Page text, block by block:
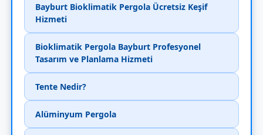
Bayburt Bioklimatik Pergola Ücretsiz Keşif
Hizmeti
Bioklimatik Pergola Bayburt Profesyonel
Tasarım ve Planlama Hizmeti
Tente Nedir?
Alüminyum Pergola